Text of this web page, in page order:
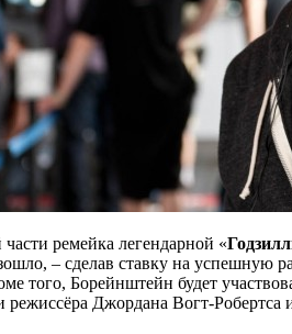
ремейка легендарной «
– сделав ставку на успешную
того, Борейнштейн будет
режиссёра Джордана Вогт-